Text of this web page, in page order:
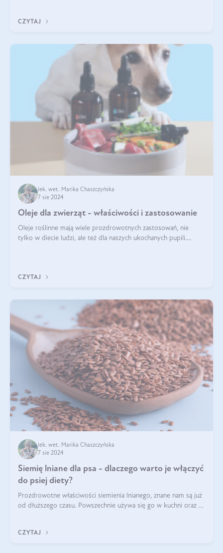
CZYTAJ
lek. wet. Marika Chaszczyńska
7 sie 2024
Oleje dla zwierząt - właściwości i zastosowanie
Oleje roślinne mają wiele prozdrowotnych zastosowań, nie
tylko w diecie ludzi, ale też dla naszych ukochanych pupili.
CZYTAJ
lek. wet. Marika Chaszczyńska
7 sie 2024
Siemię lniane dla psa - dlaczego warto je włączyć
do psiej diety?
Prozdrowotne właściwości siemienia lnianego, znane nam są już
od dłuższego czasu. Powszechnie używa się go w kuchni oraz w
CZYTAJ